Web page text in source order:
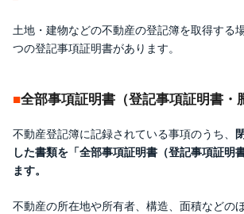
土地・建物などの不動産の登記簿を取得する
つの登記事項証明書があります。
全部事項証明書（登記事項証明書・
不動産登記簿に記録されている事項のうち、
した書類を「全部事項証明書（登記事項証明
ます。
不動産の所在地や所有者、構造、面積などの